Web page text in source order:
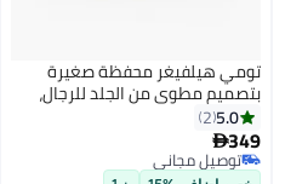
تومي هيلفيغر محفظة صغيرة
بتصميم مطوي من الجلد للرجال،
أسود
5.0
2
349
توصيل مجاني